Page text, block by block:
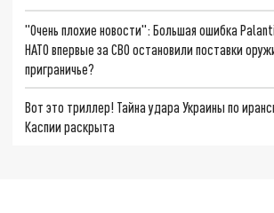
"Очень плохие новости": Большая ошибка
НАТО впервые за СВО остановили поставки
приграничье?
Вот это триллер! Тайна удара Украины по
Каспии раскрыта